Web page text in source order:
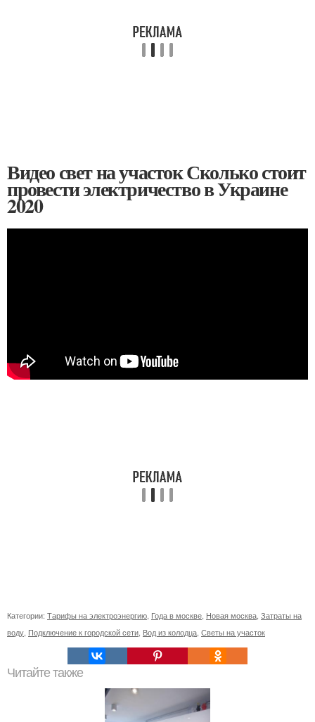
Видео свет на участок Сколько стоит
провести электричество в Украине
2020
Категории: Тарифы на электроэнергию Года в москве Новая москва Затраты на
воду Подключение к городской сети Вод из колодца Светы на участок
Читайте также